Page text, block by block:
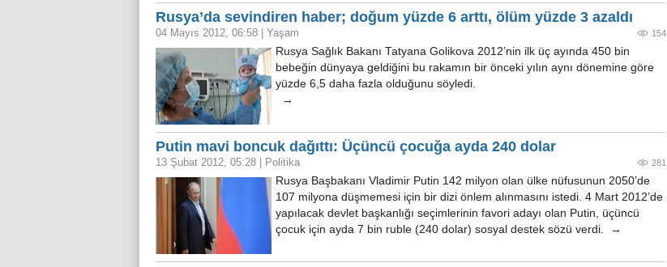
Rusya’da sevindiren haber; doğum yüzde 6 arttı, ölüm yüzde 3 azaldı
04 Mayıs 2012, 06:58 Yaşam 154
Rusya Sağlık Bakanı Tatyana Golikova 2012’nin ilk üç ayında 450 bin
bebeğin dünyaya geldiğini bu rakamın bir önceki yılın aynı dönemine göre
yüzde 6,5 daha fazla olduğunu söyledi.
→
Putin mavi boncuk dağıttı: Üçüncü çocuğa ayda 240 dolar
13 Şubat 2012, 05:28 Politika 281
Rusya Başbakanı Vladimir Putin 142 milyon olan ülke nüfusunun 2050’de
107 milyona düşmemesi için bir dizi önlem alınmasını istedi. 4 Mart 2012’de
yapılacak devlet başkanlığı seçimlerinin favori adayı olan Putin, üçüncü
çocuk için ayda 7 bin ruble (240 dolar) sosyal destek sözü verdi. →